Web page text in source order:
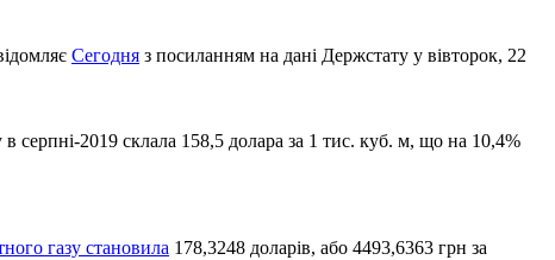
Сегодня з посиланням на дані Держстату у вівторок, 22
серпні-2019 склала 158,5 долара за 1 тис. куб. м, що на 10,4%
газу становила 178,3248 доларів, або 4493,6363 грн за